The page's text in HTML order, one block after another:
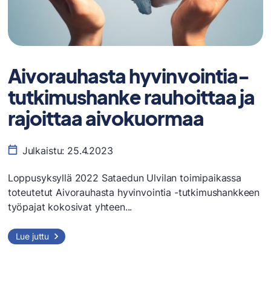
Aivorauhasta hyvinvointia-
tutkimushanke rauhoittaa ja
rajoittaa aivokuormaa
Julkaistu: 25.4.2023
Loppusyksyllä 2022 Sataedun Ulvilan toimipaikassa
toteutetut Aivorauhasta hyvinvointia -tutkimushankkeen
työpajat kokosivat yhteen...
Lue juttu Aivorauhasta
hyvinvointia-